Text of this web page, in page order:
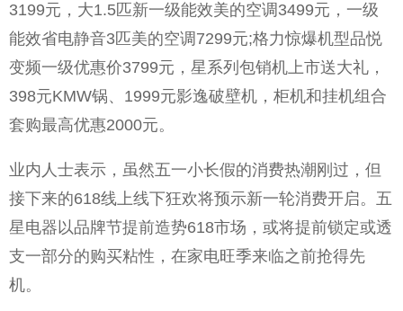
3199元，大1.5匹新一级能效美的空调3499元，一级
能效省电静音3匹美的空调7299元;格力惊爆机型品悦
变频一级优惠价3799元，星系列包销机上市送大礼，
398元KMW锅、1999元影逸破壁机，柜机和挂机组合
套购最高优惠2000元。
业内人士表示，虽然五一小长假的消费热潮刚过，但
接下来的618线上线下狂欢将预示新一轮消费开启。五
星电器以品牌节提前造势618市场，或将提前锁定或透
支一部分的购买粘性，在家电旺季来临之前抢得先
机。